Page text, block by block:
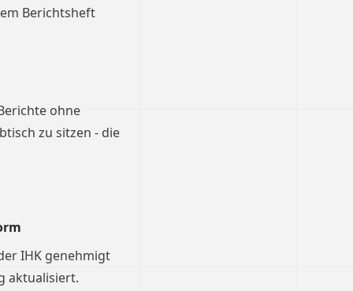
Berichtsheft
ohne
zu sitzen - die
IHK genehmigt
aktualisiert.